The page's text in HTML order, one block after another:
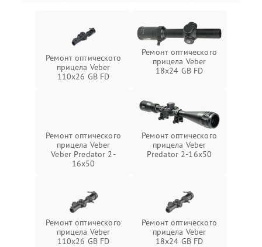
Ремонт оптического
прицела Veber
110x26 GB FD
Ремонт оптического
прицела Veber
18x24 GB FD
Ремонт оптического
прицела Veber
Veber Predator 2-
16x50
Ремонт оптического
прицела Veber
Predator 2-16x50
Ремонт оптического
прицела Veber
110х26 GB FD
Ремонт оптического
прицела Veber
18x24 GB FD